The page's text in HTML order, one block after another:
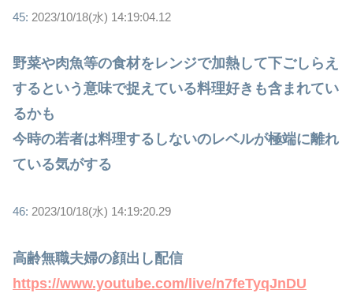
45: 2023/10/18(水) 14:19:04.12
野菜や肉魚等の食材をレンジで加熱して下ごしらえ
するという意味で捉えている料理好きも含まれてい
るかも
今時の若者は料理するしないのレベルが極端に離れ
ている気がする
46: 2023/10/18(水) 14:19:20.29
高齢無職夫婦の顔出し配信
https://www.youtube.com/live/n7feTyqJnDU